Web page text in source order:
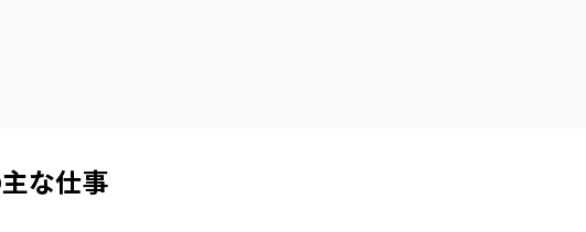
な仕事